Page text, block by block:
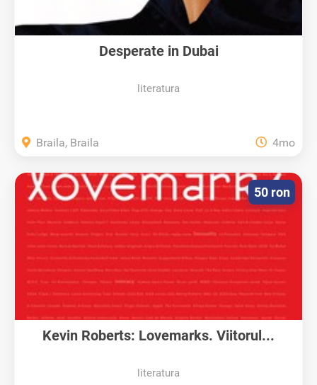
Desperate in Dubai
literatura
Braila, Braila 4mo
Kevin Roberts: Lovemarks. Viitorul...
literatura
50 ron